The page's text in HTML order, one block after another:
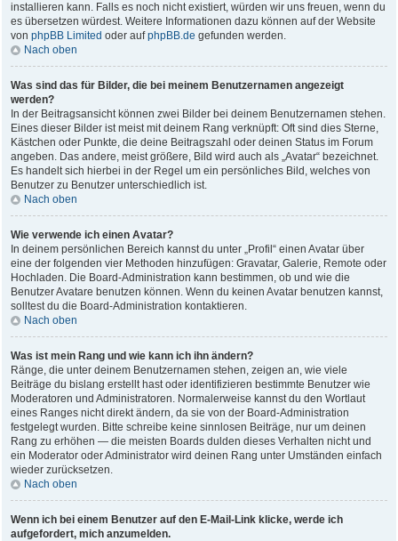
installieren kann. Falls es noch nicht existiert, würden wir uns freuen, wenn du
es übersetzen würdest. Weitere Informationen dazu können auf der Website
von phpBB Limited oder aufphpBB.de gefunden werden.
Nach oben
Was sind das für Bilder, die bei meinem Benutzernamen angezeigt
werden?
In der Beitragsansicht können zwei Bilder bei deinem Benutzernamen stehen.
Eines dieser Bilder ist meist mit deinem Rang verknüpft: Oft sind dies Sterne,
Kästchen oder Punkte, die deine Beitragszahl oder deinen Status im Forum
angeben. Das andere, meist größere, Bild wird auch als „Avatar“ bezeichnet.
Es handelt sich hierbei in der Regel um ein persönliches Bild, welches von
Benutzer zu Benutzer unterschiedlich ist.
Nach oben
Wie verwende ich einen Avatar?
In deinem persönlichen Bereich kannst du unter „Profil“ einen Avatar über
eine der folgenden vier Methoden hinzufügen: Gravatar, Galerie, Remote oder
Hochladen. Die Board-Administration kann bestimmen, ob und wie die
Benutzer Avatare benutzen können. Wenn du keinen Avatar benutzen kannst,
solltest du die Board-Administration kontaktieren.
Nach oben
Was ist mein Rang und wie kann ich ihn ändern?
Ränge, die unter deinem Benutzernamen stehen, zeigen an, wie viele
Beiträge du bislang erstellt hast oder identifizieren bestimmte Benutzer wie
Moderatoren und Administratoren. Normalerweise kannst du den Wortlaut
eines Ranges nicht direkt ändern, da sie von der Board-Administration
festgelegt wurden. Bitte schreibe keine sinnlosen Beiträge, nur um deinen
Rang zu erhöhen — die meisten Boards dulden dieses Verhalten nicht und
ein Moderator oder Administrator wird deinen Rang unter Umständen einfach
wieder zurücksetzen.
Nach oben
Wenn ich bei einem Benutzer auf den E-Mail-Link klicke, werde ich
aufgefordert, mich anzumelden.